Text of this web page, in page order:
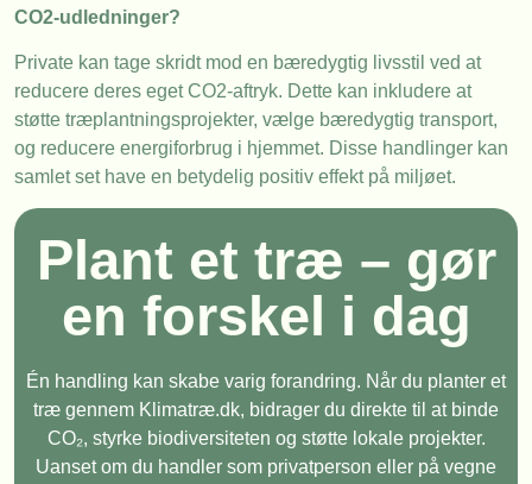
CO2-udledninger?
Private kan tage skridt mod en bæredygtig livsstil ved at
reducere deres eget CO2-aftryk. Dette kan inkludere at
støtte træplantningsprojekter, vælge bæredygtig transport,
og reducere energiforbrug i hjemmet. Disse handlinger kan
samlet set have en betydelig positiv effekt på miljøet.
Plant et træ – gør
en forskel i dag
Én handling kan skabe varig forandring. Når du planter et
træ gennem Klimatræ.dk, bidrager du direkte til at binde
CO₂, styrke biodiversiteten og støtte lokale projekter.
Uanset om du handler som privatperson eller på vegne